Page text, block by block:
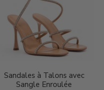
Sandales à Talons avec
Sangle Enroulée